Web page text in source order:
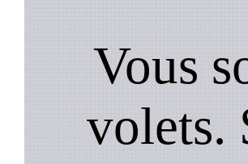
Vous
volets.